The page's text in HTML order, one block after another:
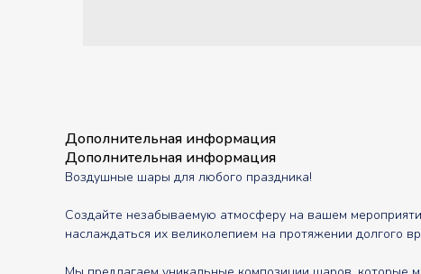
Дополнительная информация
Дополнительная информация
Воздушные шары для любого праздника!
Создайте незабываемую атмосферу на вашем
наслаждаться их великолепием на протяжении долгого